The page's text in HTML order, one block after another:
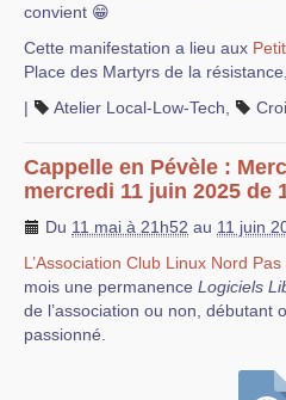
convient 😁
Cette manifestation a lieu aux
Place des Martyrs de la
|
Atelier Local-Low-Tech
Cappelle en Pévèle :
mercredi 11 juin 2025 de
Du 11 mai à 21h52 au 11 juin
L’Association Club Linux Nord
mois une permanence Logiciels
de l’association ou non, débutant
passionné.